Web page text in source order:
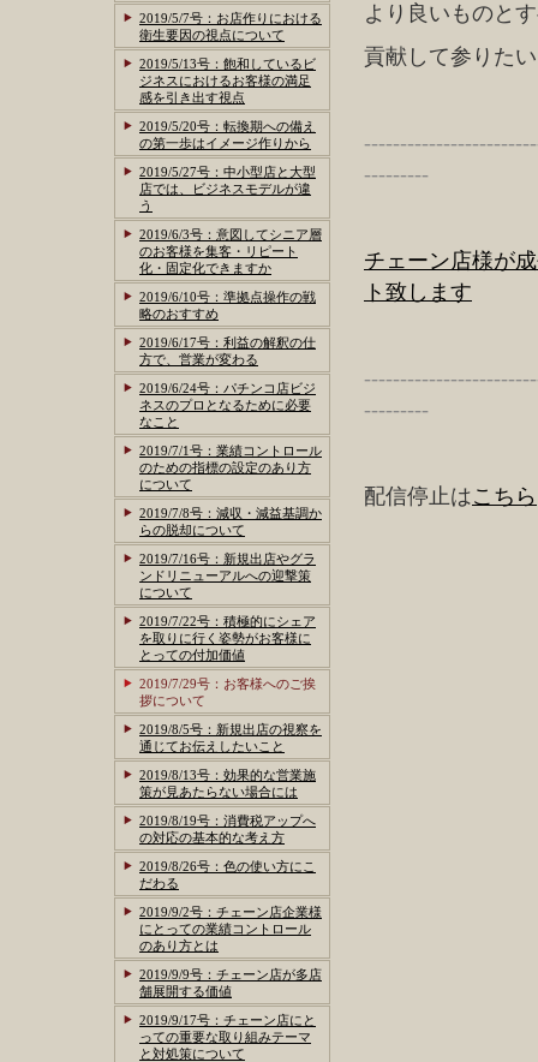
より良いものと
貢献して参りた
---------
チェーン店様が
ト致します
---------
配信停止はこちら
2019/5/7号：お店作りにおける
衛生要因の視点について
2019/5/13号：飽和しているビ
ジネスにおけるお客様の満足
感を引き出す視点
2019/5/20号：転換期への備え
の第一歩はイメージ作りから
2019/5/27号：中小型店と大型
店では、ビジネスモデルが違
う
2019/6/3号：意図してシニア層
のお客様を集客・リピート
化・固定化できますか
2019/6/10号：準拠点操作の戦
略のおすすめ
2019/6/17号：利益の解釈の仕
方で、営業が変わる
2019/6/24号：パチンコ店ビジ
ネスのプロとなるために必要
なこと
2019/7/1号：業績コントロール
のための指標の設定のあり方
について
2019/7/8号：減収・減益基調か
らの脱却について
2019/7/16号：新規出店やグラ
ンドリニューアルへの迎撃策
について
2019/7/22号：積極的にシェア
を取りに行く姿勢がお客様に
とっての付加価値
2019/7/29号：お客様へのご挨
拶について
2019/8/5号：新規出店の視察を
通じてお伝えしたいこと
2019/8/13号：効果的な営業施
策が見あたらない場合には
2019/8/19号：消費税アップへ
の対応の基本的な考え方
2019/8/26号：色の使い方にこ
だわる
2019/9/2号：チェーン店企業様
にとっての業績コントロール
のあり方とは
2019/9/9号：チェーン店が多店
舗展開する価値
2019/9/17号：チェーン店にと
っての重要な取り組みテーマ
と対処策について